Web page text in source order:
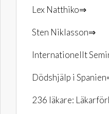
Lex Natthiko⇒
Sten Niklasson⇒
Internationellt
Dödshjälp i
236 läkare: